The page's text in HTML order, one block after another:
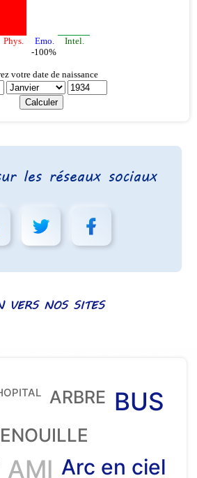
les réseaux sociaux
VERS NOS SITES
ARBRE BUS
AMI Arc en ciel